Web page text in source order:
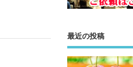
最近の投稿